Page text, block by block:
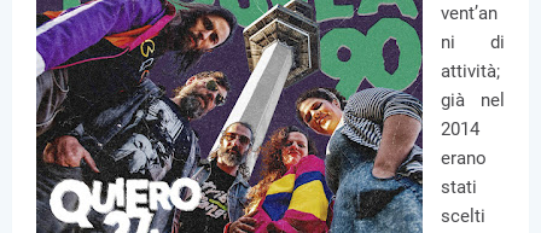
vent’an
ni di
attività;
già nel
2014
erano
stati
scelti